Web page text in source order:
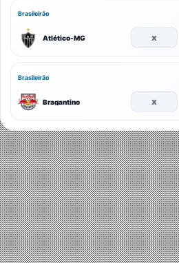
Brasileirão
Atlético-MG x
Brasileirão
Bragantino x